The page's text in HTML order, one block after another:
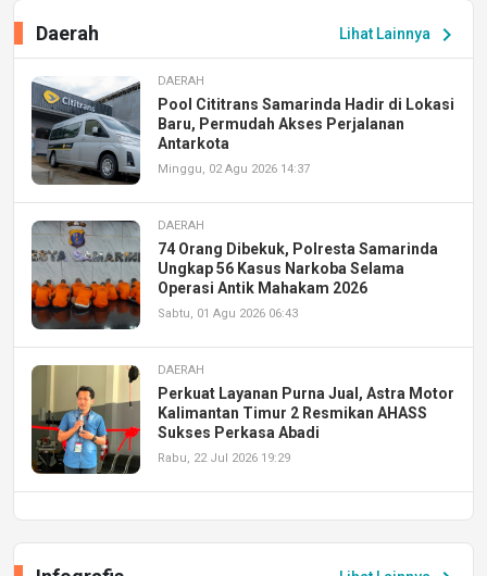
Lihat Lainnya chevron_right
Daerah
DAERAH
Pool Cititrans Samarinda Hadir di Lokasi
Baru, Permudah Akses Perjalanan
Antarkota
Minggu, 02 Agu 2026 14:37
DAERAH
74 Orang Dibekuk, Polresta Samarinda
Ungkap 56 Kasus Narkoba Selama
Operasi Antik Mahakam 2026
Sabtu, 01 Agu 2026 06:43
DAERAH
Perkuat Layanan Purna Jual, Astra Motor
Kalimantan Timur 2 Resmikan AHASS
Sukses Perkasa Abadi
Rabu, 22 Jul 2026 19:29